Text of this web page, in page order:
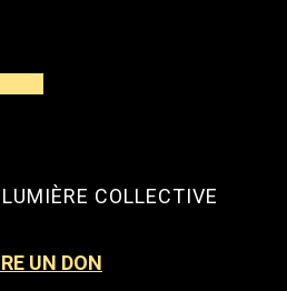
COLLECTIVE
UN DON